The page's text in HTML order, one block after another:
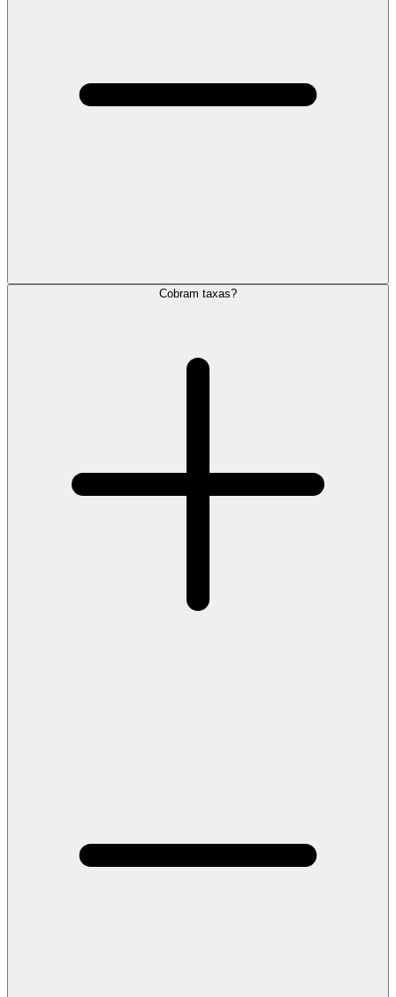
Cobram taxas?